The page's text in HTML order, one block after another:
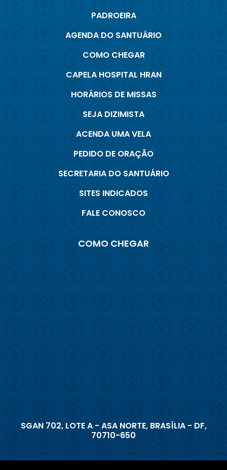
PADROEIRA
AGENDA DO SANTUÁRIO
COMO CHEGAR
CAPELA HOSPITAL HRAN
HORÁRIOS DE MISSAS
SEJA DIZIMISTA
ACENDA UMA VELA
PEDIDO DE ORAÇÃO
SECRETARIA DO SANTUÁRIO
SITES INDICADOS
FALE CONOSCO
COMO CHEGAR
SGAN 702, LOTE A - ASA NORTE, BRASÍLIA - DF,
70710-650